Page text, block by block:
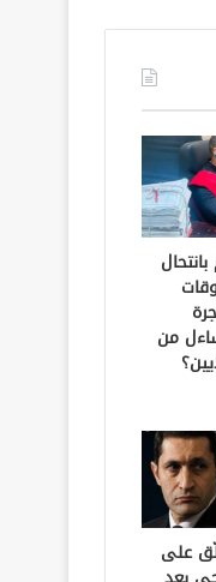
من
على